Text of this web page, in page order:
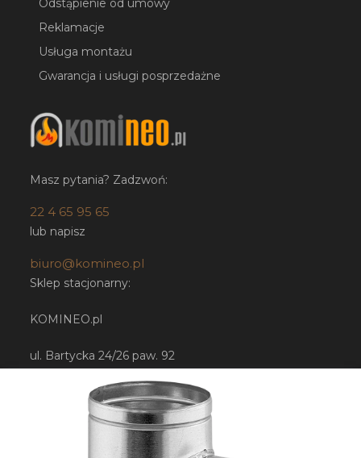
Odstąpienie od umowy
Reklamacje
Usługa montażu
Gwarancja i usługi posprzedażne
Masz pytania? Zadzwoń:
22 4 65 95 65
lub napisz
biuro@komineo.pl
Sklep stacjonarny:
KOMINEO.pl
ul. Bartycka 24/26 paw. 92
00-716 Warszawa
NIP: 5252224948